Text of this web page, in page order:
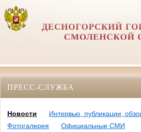
ДЕСНОГОРСКИЙ
СМОЛЕНСКОЙ
ПРЕСС-СЛУЖБА
Новости
Интервью, публикации,
Фотогалерея
Официальные СМИ